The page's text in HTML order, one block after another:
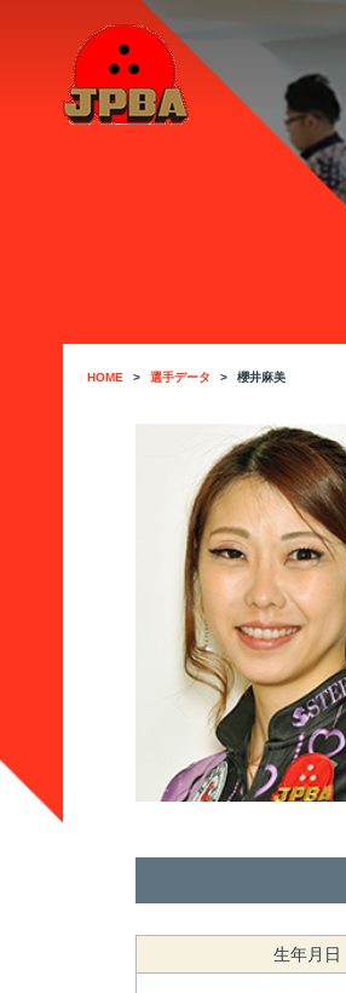
HOME 選手データ 櫻井麻美
生年月日